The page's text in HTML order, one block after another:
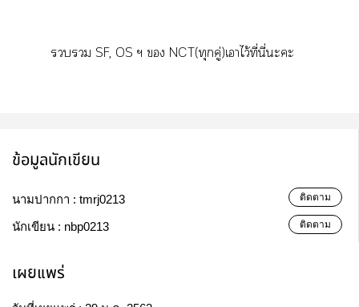
 SF, OS ฯ  NCT(ทุกคู่)เาไว้ที่นี่ะะ
ข้อมูลนักเขียน
นามปากกา : tmrj0213 ติดตาม
นักเขียน : nbp0213 ติดตาม
เผยแพร่